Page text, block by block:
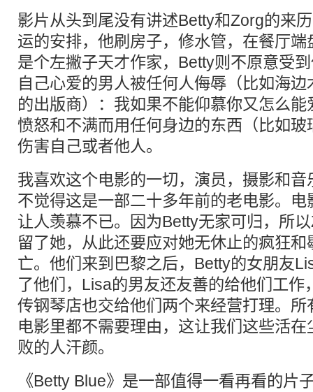
影片从头到尾没有讲述Betty和Zorg的来
运的安排，他刷房子，修水管，在餐厅
是个左撇子天才作家，Betty则不原意受
自己心爱的男人被任何人侮辱（比如海
的出版商）：我如果不能仰慕你又怎么
愤怒和不满而用任何身边的东西（比如
伤害自己或者他人。
我喜欢这个电影的一切，演员，摄影和
不觉得这是一部二十多年前的老电影。
让人羡慕不已。因为Betty无家可归，所
留了她，从此还要应对她无休止的疯狂
亡。他们来到巴黎之后，Betty的女朋友
了他们，Lisa的男友还友善的给他们工作
传钢琴店也交给他们两个来经营打理。
电影里都不需要理由，这让我们这些活
败的人汗颜。
《Betty Blue》是一部值得一看再看的片